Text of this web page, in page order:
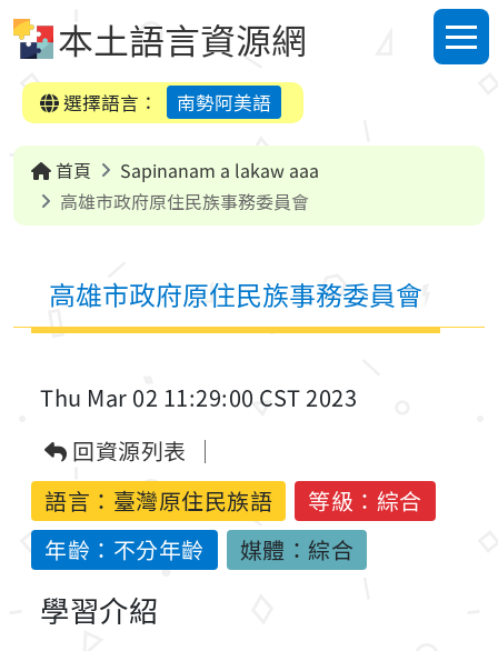
本土語言資源網
選單
選擇語言：
南勢阿美語
首頁
Sapinanam a lakaw aaa
高雄市政府原住民族事務委員會
高雄市政府原住民族事務委員會
Thu Mar 02 11:29:00 CST 2023
回資源列表
語言： 臺灣原住民族語
等級：綜合
年齡：不分年齡
媒體：綜合
學習介紹